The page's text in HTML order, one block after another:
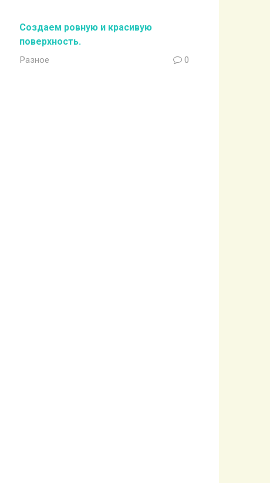
Создаем ровную и красивую
поверхность.
Разное 0